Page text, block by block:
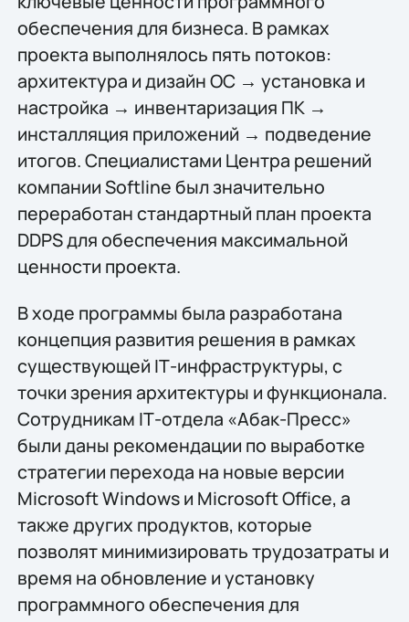
обеспечения для бизнеса. В рамках
проекта выполнялось пять потоков:
архитектура и дизайн ОС → установка и
настройка → инвентаризация ПК →
инсталляция приложений → подведение
итогов. Специалистами Центра решений
компании Softline был значительно
переработан стандартный план проекта
DDPS для обеспечения максимальной
ценности проекта.
В ходе программы была разработана
концепция развития решения в рамках
существующей IТ-инфраструктуры, с
точки зрения архитектуры и функционала.
Сотрудникам IТ-отдела «Абак-Пресс»
были даны рекомендации по выработке
стратегии перехода на новые версии
Microsoft Windows и Microsoft Office, а
также других продуктов, которые
позволят минимизировать трудозатраты и
время на обновление и установку
программного обеспечения для